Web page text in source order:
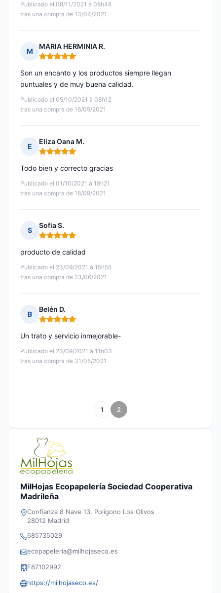
Publicado el 08/11/2021 à 08h48
tras una compra de 13/04/2021
M
MARIA HERMINIA R.
Nota: 5 de 5
Publicado el 05/10/2021 à 08h12
tras una compra de 16/05/2021
Son un encanto y los productos siempre llegan
puntuales y de muy buena calidad.
E
Eliza Oana M.
Nota: 5 de 5
Publicado el 01/10/2021 à 18h21
tras una compra de 18/09/2021
Todo bien y correcto gracias
S
Sofia S.
Nota: 5 de 5
Publicado el 23/09/2021 à 15h55
tras una compra de 23/06/2021
producto de calidad
B
Belén D.
Nota: 5 de 5
Publicado el 23/09/2021 à 11h03
tras una compra de 31/05/2021
Un trato y servicio inmejorable-
1 2
MilHojas Ecopapelería Sociedad Cooperativa
Madrileña
Confianza 8 Nave 13, Polígono Los Olivos
28012 Madrid
685735029
ecopapeleria@milhojaseco.es
F87102992
https://milhojaseco.es/